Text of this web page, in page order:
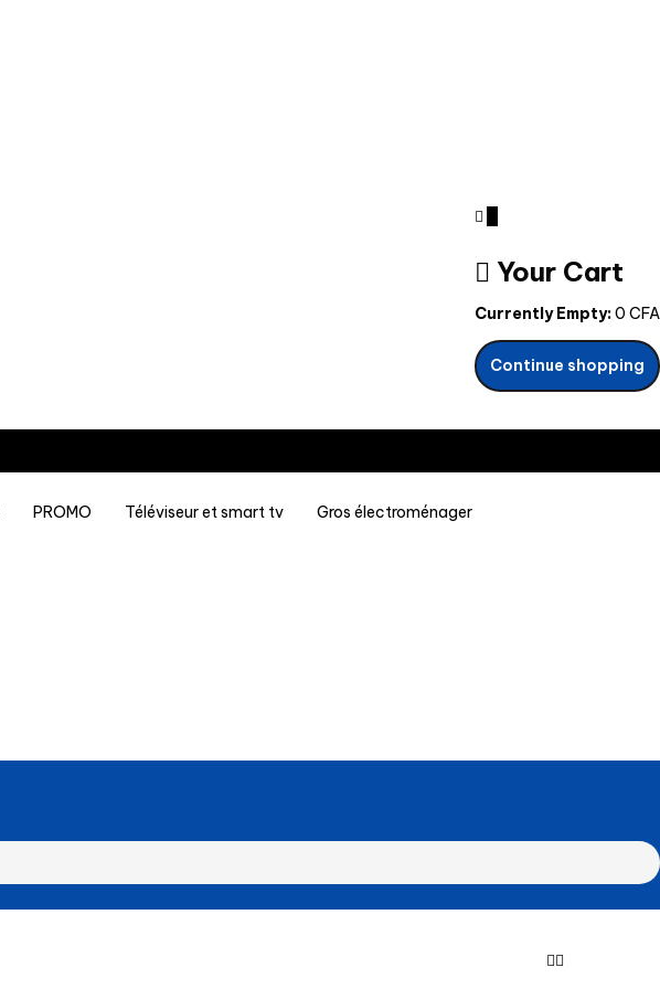
Your Cart
Currently Empty:0 CFA
Continue shopping
PROMO Téléviseur et smart tv Gros électroménager